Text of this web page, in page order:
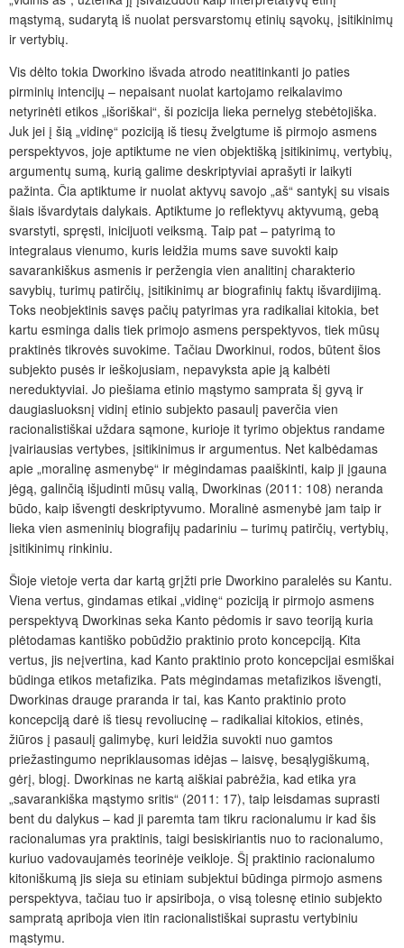
mąstymą, sudarytą iš nuolat persvarstomų etinių sąvokų, įsitikinimų
ir vertybių.
Vis dėlto tokia Dworkino išvada atrodo neatitinkanti jo paties
pirminių intencijų – nepaisant nuolat kartojamo reikalavimo
netyrinėti etikos „išoriškai“, ši pozicija lieka pernelyg stebėtojiška.
Juk jei į šią „vidinę“ poziciją iš tiesų žvelgtume iš pirmojo asmens
perspektyvos, joje aptiktume ne vien objektišką įsitikinimų, vertybių,
argumentų sumą, kurią galime deskriptyviai aprašyti ir laikyti
pažinta. Čia aptiktume ir nuolat aktyvų savojo „aš“ santykį su visais
šiais išvardytais dalykais. Aptiktume jo reflektyvų aktyvumą, gebą
svarstyti, spręsti, inicijuoti veiksmą. Taip pat – patyrimą to
integralaus vienumo, kuris leidžia mums save suvokti kaip
savarankiškus asmenis ir peržengia vien analitinį charakterio
savybių, turimų patirčių, įsitikinimų ar biografinių faktų išvardijimą.
Toks neobjektinis savęs pačių patyrimas yra radikaliai kitokia, bet
kartu esminga dalis tiek primojo asmens perspektyvos, tiek mūsų
praktinės tikrovės suvokime. Tačiau Dworkinui, rodos, būtent šios
subjekto pusės ir ieškojusiam, nepavyksta apie ją kalbėti
nereduktyviai. Jo piešiama etinio mąstymo samprata šį gyvą ir
daugiasluoksnį vidinį etinio subjekto pasaulį paverčia vien
racionalistiškai uždara sąmone, kurioje it tyrimo objektus randame
įvairiausias vertybes, įsitikinimus ir argumentus. Net kalbėdamas
apie „moralinę asmenybę“ ir mėgindamas paaiškinti, kaip ji įgauna
jėgą, galinčią išjudinti mūsų valią, Dworkinas (2011: 108) neranda
būdo, kaip išvengti deskriptyvumo. Moralinė asmenybė jam taip ir
lieka vien asmeninių biografijų padariniu – turimų patirčių, vertybių,
įsitikinimų rinkiniu.
Šioje vietoje verta dar kartą grįžti prie Dworkino paralelės su Kantu.
Viena vertus, gindamas etikai „vidinę“ poziciją ir pirmojo asmens
perspektyvą Dworkinas seka Kanto pėdomis ir savo teoriją kuria
plėtodamas kantiško pobūdžio praktinio proto koncepciją. Kita
vertus, jis neįvertina, kad Kanto praktinio proto koncepcijai esmiškai
būdinga etikos metafizika. Pats mėgindamas metafizikos išvengti,
Dworkinas drauge praranda ir tai, kas Kanto praktinio proto
koncepciją darė iš tiesų revoliucinę – radikaliai kitokios, etinės,
žiūros į pasaulį galimybę, kuri leidžia suvokti nuo gamtos
priežastingumo nepriklausomas idėjas – laisvę, besąlygiškumą,
gėrį, blogį. Dworkinas ne kartą aiškiai pabrėžia, kad etika yra
„savarankiška mąstymo sritis“ (2011: 17), taip leisdamas suprasti
bent du dalykus – kad ji paremta tam tikru racionalumu ir kad šis
racionalumas yra praktinis, taigi besiskiriantis nuo to racionalumo,
kuriuo vadovaujamės teorinėje veikloje. Šį praktinio racionalumo
kitoniškumą jis sieja su etiniam subjektui būdinga pirmojo asmens
perspektyva, tačiau tuo ir apsiriboja, o visą tolesnę etinio subjekto
sampratą apriboja vien itin racionalistiškai suprastu vertybiniu
mąstymu.